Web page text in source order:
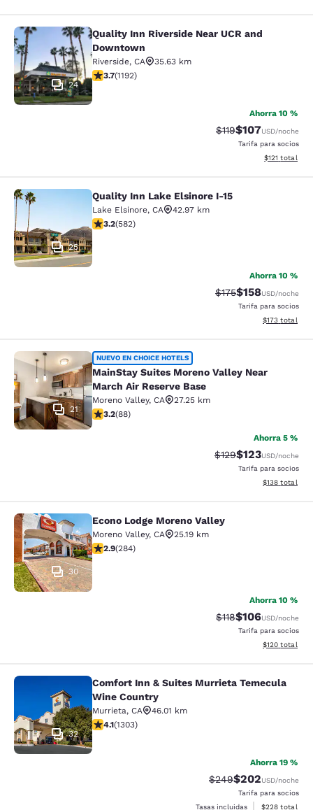
Quality Inn Riverside Near UCR
24
Quality Inn Riverside Near UCR and
Downtown
Riverside, CA
35.63 km
Calificación de 3.66 estrellas. Bueno. 1192 reseñas
3.7(1192)
Ahorra 10 %
Tarifa tachada:
$119Tarifa reducida:
$107USD/noche
Tarifa para socios
Ver detalles
$121 total
Quality Inn Lake Elsinore I-15
25
Quality Inn Lake Elsinore I-15
Lake Elsinore, CA
42.97 km
Calificación de 3.23 estrellas. Bueno. 582 reseñas
3.2(582)
Ahorra 10 %
Tarifa tachada:
$175Tarifa reducida:
$158USD/noche
Tarifa para socios
Ver detalles
$173 total
MainStay Suites Moreno Valley
21
NUEVO EN CHOICE HOTELS
MainStay Suites Moreno Valley Near
March Air Reserve Base
Moreno Valley, CA
27.25 km
Calificación de 3.16 estrellas. Bueno. 88 reseñas
3.2(88)
Ahorra 5 %
Tarifa tachada:
$129Tarifa reducida:
$123USD/noche
Tarifa para socios
Ver detalles
$138 total
Econo Lodge Moreno Valley
30
Econo Lodge Moreno Valley
Moreno Valley, CA
25.19 km
Calificación de 2.92 estrellas. Razonable. 284 reseñas
2.9(284)
Ahorra 10 %
Tarifa tachada:
$118Tarifa reducida:
$106USD/noche
Tarifa para socios
Ver detalles
$120 total
Comfort Inn & Suites Murrieta
32
Comfort Inn & Suites Murrieta Temecula
Wine Country
Murrieta, CA
46.01 km
Calificación de 4.07 estrellas. Muy bueno. 1303
4.1(1303)
Ahorra 19 %
Tarifa tachada:
$249Tarifa reducida:
$202USD/noche
Tarifa para socios
Tasas incluidas
Ver detalles
$228 total